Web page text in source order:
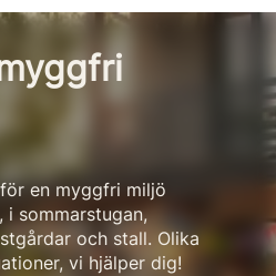
en myggfri miljö
i sommarstugan,
och stall. Olika
vi hjälper dig!